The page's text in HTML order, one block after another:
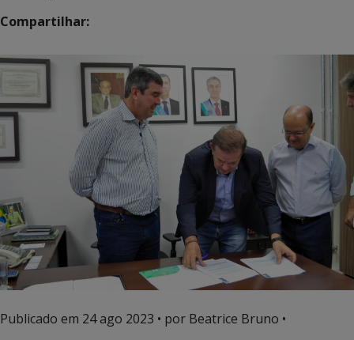
Compartilhar:
Publicado em 24 ago 2023 • por Beatrice Bruno •